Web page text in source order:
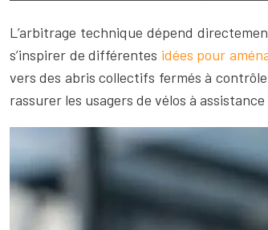
L’arbitrage technique dépend
s’inspirer de différentes idées pour
vers des abris collectifs fermés à
rassurer les usagers de vélos à